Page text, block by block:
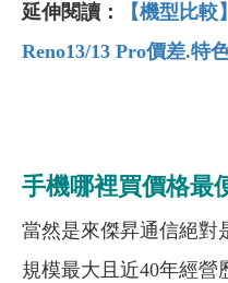
延伸閱讀：
【機型比較
Reno13/13 Pro價差.特
手機哪裡買價格最
當然是來傑昇通信絕對
規模最大且近40年經